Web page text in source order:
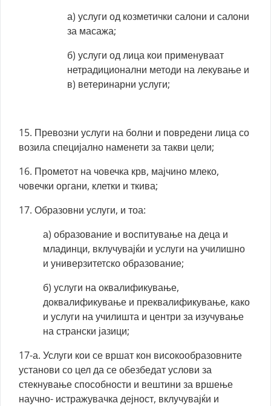
а) услуги од козметички салони и салони
за масажа;
б) услуги од лица кои применуваат
нетрадиционални методи на лекување и
в) ветеринарни услуги;
15. Превозни услуги на болни и повредени лица со
возила специјално наменети за такви цели;
16. Прометот на човечка крв, мајчино млеко,
човечки органи, клетки и ткива;
17. Образовни услуги, и тоа:
а) образование и воспитување на деца и
младинци, вклучувајќи и услуги на училишно
и универзитетско образование;
б) услуги на оквалификување,
доквалификување и преквалификување, како
и услуги на училишта и центри за изучување
на странски јазици;
17-а. Услуги кои се вршат кон високообразовните
установи со цел да се обезбедат услови за
стекнување способности и вештини за вршење
научно- истражувачка дејност, вклучувајќи и